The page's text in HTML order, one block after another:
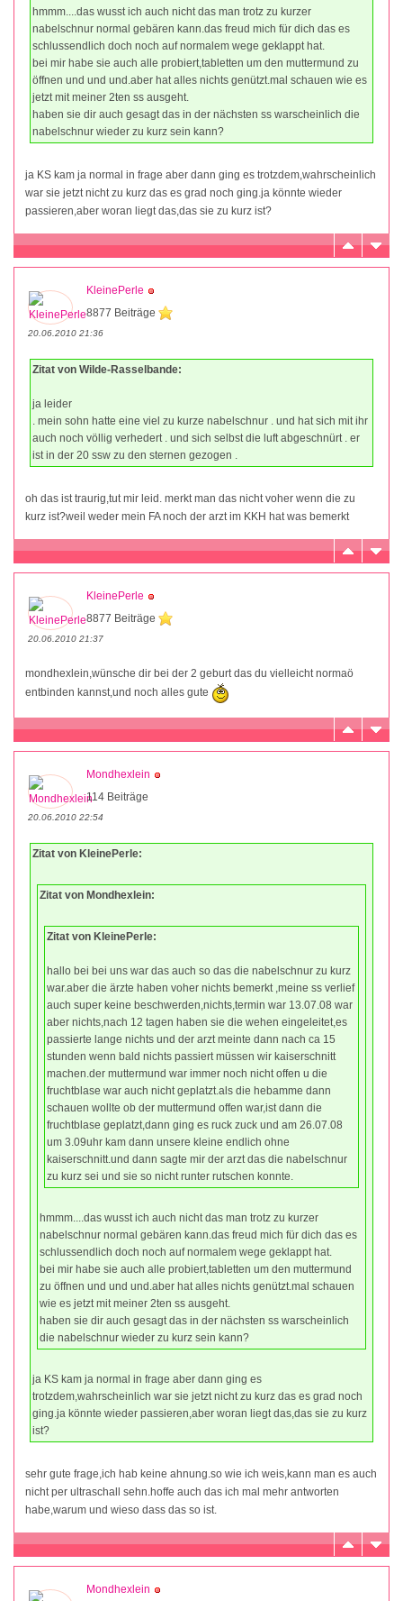
hmmm....das wusst ich auch nicht das man trotz zu kurzer
nabelschnur normal gebären kann.das freud mich für dich das es
schlussendlich doch noch auf normalem wege geklappt hat.
bei mir habe sie auch alle probiert,tabletten um den muttermund zu
öffnen und und und.aber hat alles nichts genützt.mal schauen wie es
jetzt mit meiner 2ten ss ausgeht.
haben sie dir auch gesagt das in der nächsten ss warscheinlich die
nabelschnur wieder zu kurz sein kann?
ja KS kam ja normal in frage aber dann ging es trotzdem,wahrscheinlich
war sie jetzt nicht zu kurz das es grad noch ging.ja könnte wieder
passieren,aber woran liegt das,das sie zu kurz ist?
KleinePerle
8877 Beiträge
20.06.2010 21:36
Zitat von Wilde-Rasselbande:
ja leider
. mein sohn hatte eine viel zu kurze nabelschnur . und hat sich mit ihr
auch noch völlig verhedert . und sich selbst die luft abgeschnürt . er
ist in der 20 ssw zu den sternen gezogen .
oh das ist traurig,tut mir leid. merkt man das nicht voher wenn die zu
kurz ist?weil weder mein FA noch der arzt im KKH hat was bemerkt
KleinePerle
8877 Beiträge
20.06.2010 21:37
mondhexlein,wünsche dir bei der 2 geburt das du vielleicht normaö
entbinden kannst,und noch alles gute
Mondhexlein
114 Beiträge
20.06.2010 22:54
Zitat von KleinePerle:
Zitat von Mondhexlein:
Zitat von KleinePerle:
hallo bei bei uns war das auch so das die nabelschnur zu kurz
war.aber die ärzte haben voher nichts bemerkt ,meine ss verlief
auch super keine beschwerden,nichts,termin war 13.07.08 war
aber nichts,nach 12 tagen haben sie die wehen eingeleitet,es
passierte lange nichts und der arzt meinte dann nach ca 15
stunden wenn bald nichts passiert müssen wir kaiserschnitt
machen.der muttermund war immer noch nicht offen u die
fruchtblase war auch nicht geplatzt.als die hebamme dann
schauen wollte ob der muttermund offen war,ist dann die
fruchtblase geplatzt,dann ging es ruck zuck und am 26.07.08
um 3.09uhr kam dann unsere kleine endlich ohne
kaiserschnitt.und dann sagte mir der arzt das die nabelschnur
zu kurz sei und sie so nicht runter rutschen konnte.
hmmm....das wusst ich auch nicht das man trotz zu kurzer
nabelschnur normal gebären kann.das freud mich für dich das es
schlussendlich doch noch auf normalem wege geklappt hat.
bei mir habe sie auch alle probiert,tabletten um den muttermund
zu öffnen und und und.aber hat alles nichts genützt.mal schauen
wie es jetzt mit meiner 2ten ss ausgeht.
haben sie dir auch gesagt das in der nächsten ss warscheinlich
die nabelschnur wieder zu kurz sein kann?
ja KS kam ja normal in frage aber dann ging es
trotzdem,wahrscheinlich war sie jetzt nicht zu kurz das es grad noch
ging.ja könnte wieder passieren,aber woran liegt das,das sie zu kurz
ist?
sehr gute frage,ich hab keine ahnung.so wie ich weis,kann man es auch
nicht per ultraschall sehn.hoffe auch das ich mal mehr antworten
habe,warum und wieso dass das so ist.
Mondhexlein